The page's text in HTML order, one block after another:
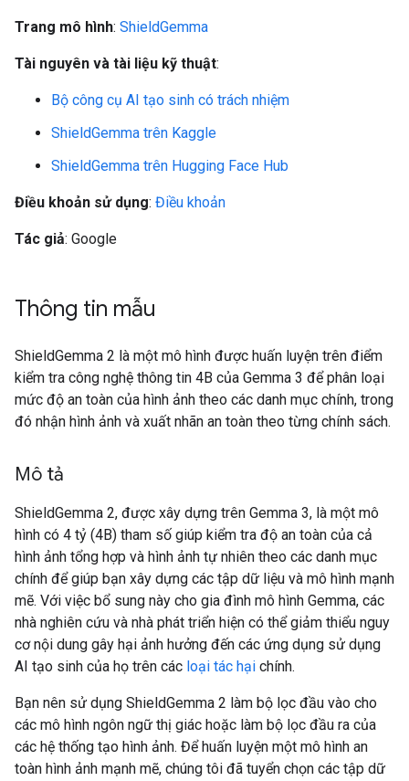
Trang mô hình: ShieldGemma
Tài nguyên và tài liệu kỹ thuật:
Bộ công cụ AI tạo sinh có trách nhiệm
ShieldGemma trên Kaggle
ShieldGemma trên Hugging Face Hub
Điều khoản sử dụng: Điều khoản
Tác giả: Google
Thông tin mẫu
ShieldGemma 2 là một mô hình được huấn luyện trên điểm
kiểm tra công nghệ thông tin 4B của Gemma 3 để phân loại
mức độ an toàn của hình ảnh theo các danh mục chính, trong
đó nhận hình ảnh và xuất nhãn an toàn theo từng chính sách.
Mô tả
ShieldGemma 2, được xây dựng trên Gemma 3, là một mô
hình có 4 tỷ (4B) tham số giúp kiểm tra độ an toàn của cả
hình ảnh tổng hợp và hình ảnh tự nhiên theo các danh mục
chính để giúp bạn xây dựng các tập dữ liệu và mô hình mạnh
mẽ. Với việc bổ sung này cho gia đình mô hình Gemma, các
nhà nghiên cứu và nhà phát triển hiện có thể giảm thiểu nguy
cơ nội dung gây hại ảnh hưởng đến các ứng dụng sử dụng
AI tạo sinh của họ trên các loại tác hại chính.
Bạn nên sử dụng ShieldGemma 2 làm bộ lọc đầu vào cho
các mô hình ngôn ngữ thị giác hoặc làm bộ lọc đầu ra của
các hệ thống tạo hình ảnh. Để huấn luyện một mô hình an
toàn hình ảnh mạnh mẽ, chúng tôi đã tuyển chọn các tập dữ